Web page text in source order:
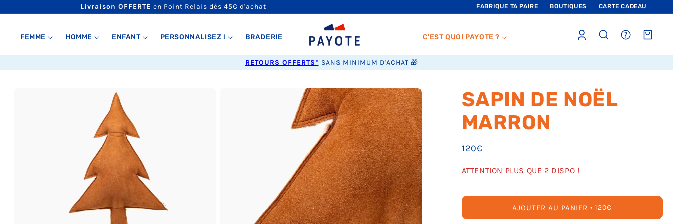
Livraison OFFERTE en Point Relais dès 45€ d'achat FABRIQUE TA PAIRE BOUTIQUES CARTE CADEAU
FEMME HOMME ENFANT PERSONNALISEZ ! BRADERIE C'EST QUOI PAYOTE ? Connexionsections.header.faq
Panier
RETOURS OFFERTS* SANS MINIMUM D'ACHAT 🎁
SAPIN DE NOËL
MARRON
Prix
120€
ATTENTION PLUS QUE 2 DISPO !
AJOUTER AU PANIER
PRIX
HABITUEL
120€